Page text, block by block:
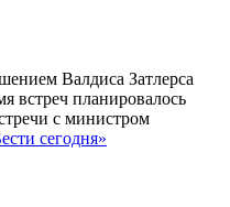
Валдиса Затлерса
встреч планировалось
с министром
сегодня»